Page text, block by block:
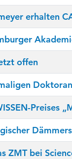
erhalten
offen
ZMT bei